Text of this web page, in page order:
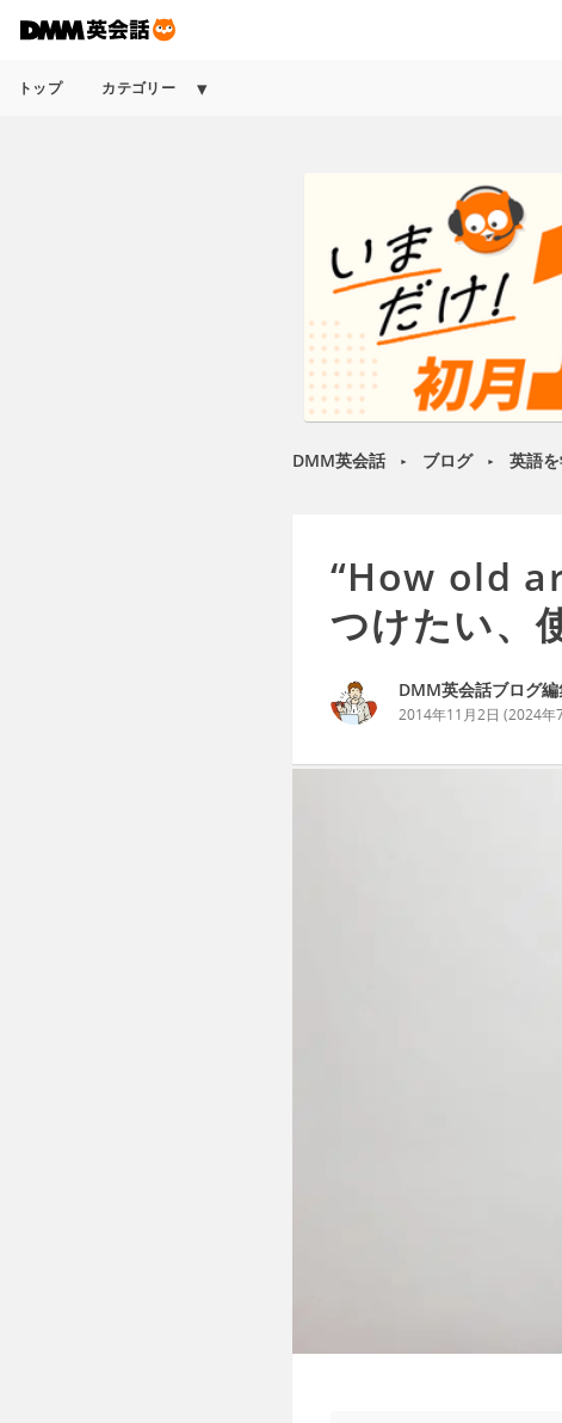
トップ カテゴリー
DMM英会話 ► ブログ ► 英語
“How old
つけたい、
DMM英会話ブログ編
2014年11月2日 (2024年